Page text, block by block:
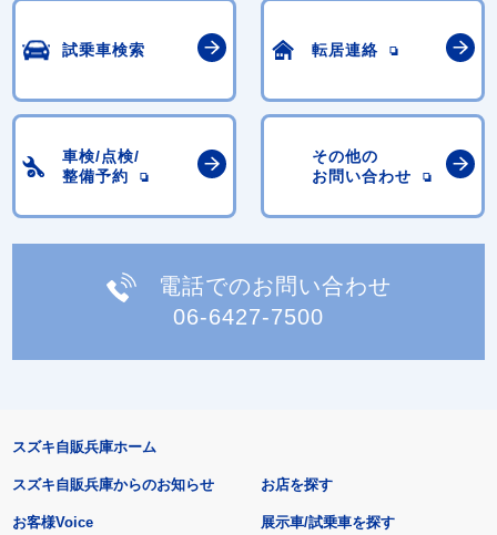
試乗車検索 転居連絡
車検/点検/
整備予約
その他の
お問い合わせ
電話でのお問い合わせ
06-6427-7500
スズキ自販兵庫ホーム
スズキ自販兵庫からのお知らせ
お客様Voice
お店を探す
展示車/試乗車を探す